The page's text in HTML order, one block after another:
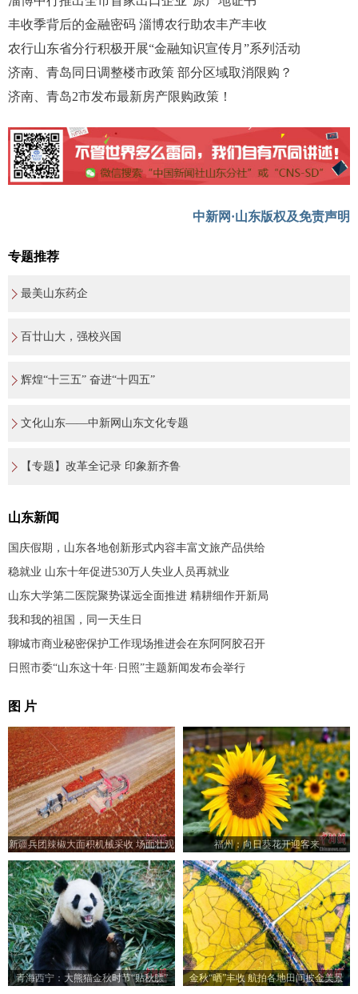
丰收季背后的金融密码 淄博农行助农丰产丰收
农行山东省分行积极开展“金融知识宣传月”系列活动
济南、青岛同日调整楼市政策 部分区域取消限购？
济南、青岛2市发布最新房产限购政策！
中新网·山东版权及免责声明
专题推荐
最美山东药企
百廿山大，强校兴国
辉煌“十三五” 奋进“十四五”
文化山东——中新网山东文化专题
【专题】改革全记录 印象新齐鲁
山东新闻
国庆假期，山东各地创新形式内容丰富文旅产品供给
稳就业 山东十年促进530万人失业人员再就业
山东大学第二医院聚势谋远全面推进 精耕细作开新局
我和我的祖国，同一天生日
聊城市商业秘密保护工作现场推进会在东阿阿胶召开
日照市委“山东这十年·日照”主题新闻发布会举行
图 片
新疆兵团辣椒大面积机械采收 场面壮观 福州：向日葵花开迎客来
青海西宁：大熊猫金秋时节“贴秋膘” 金秋“晒”丰收 航拍各地田间披金美景